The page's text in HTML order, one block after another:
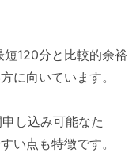
短120分と比較的余裕
に向いています。
し込み可能なた
い点も特徴です。